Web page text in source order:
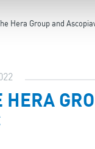
Hera Group and
HERA